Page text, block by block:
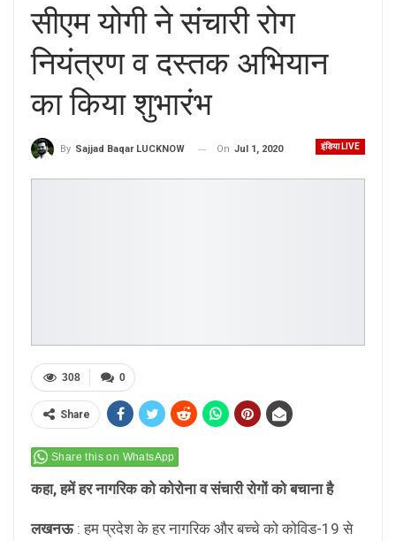
सीएम योगी ने संचारी रोग
नियंत्रण व दस्तक अभियान
का किया शुभारंभ
इंडिया LIVE
By Sajjad Baqar LUCKNOW On Jul 1, 2020
0
308
Share
Share this on WhatsApp
कहा, हमें हर नागरिक को कोरोना व संचारी रोगों को बचाना है
लखनऊ: हम प्रदेश के हर नागरिक और बच्चे को कोविड-19 से